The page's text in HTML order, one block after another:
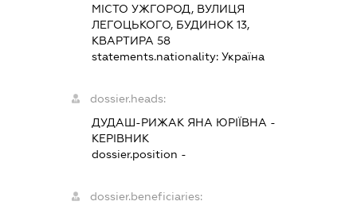
МІСТО УЖГОРОД, ВУЛИЦЯ
ЛЕГОЦЬКОГО, БУДИНОК 13,
КВАРТИРА 58
statements.nationality: Україна
dossier.heads:
ДУДАШ-РИЖАК ЯНА ЮРІЇВНА -
КЕРІВНИК
dossier.position -
dossier.beneficiaries: